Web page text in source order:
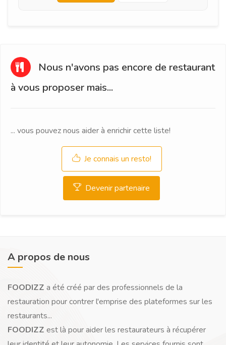
Nous n'avons pas encore de restaurant
à vous proposer mais...
... vous pouvez nous aider à enrichir cette liste!
Je connais un resto!
Devenir partenaire
A propos de nous
FOODIZZ a été créé par des professionnels de la
restauration pour contrer l'emprise des plateformes sur les
restaurants...
FOODIZZ est là pour aider les restaurateurs à récupérer